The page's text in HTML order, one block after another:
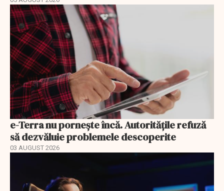
e-Terra nu pornește încă. Autoritățile refuză
să dezvăluie problemele descoperite
03 AUGUST 2026